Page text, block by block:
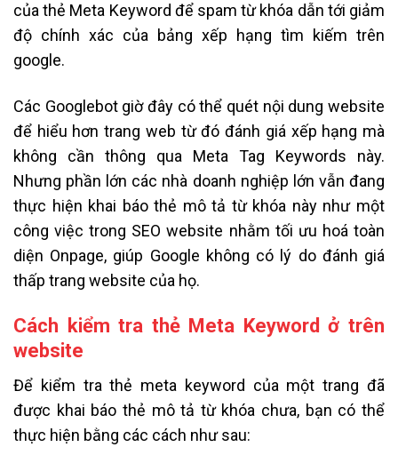
của thẻ Meta Keyword để spam từ khóa dẫn tới giảm
độ chính xác của bảng xếp hạng tìm kiếm trên
google.
Các Googlebot giờ đây có thể quét nội dung website
để hiểu hơn trang web từ đó đánh giá xếp hạng mà
không cần thông qua Meta Tag Keywords này.
Nhưng phần lớn các nhà doanh nghiệp lớn vẫn đang
thực hiện khai báo thẻ mô tả từ khóa này như một
công việc trong SEO website nhằm tối ưu hoá toàn
diện Onpage, giúp Google không có lý do đánh giá
thấp trang website của họ.
Cách kiểm tra thẻ Meta Keyword ở trên
website
Để kiểm tra thẻ meta keyword của một trang đã
được khai báo thẻ mô tả từ khóa chưa, bạn có thể
thực hiện bằng các cách như sau: